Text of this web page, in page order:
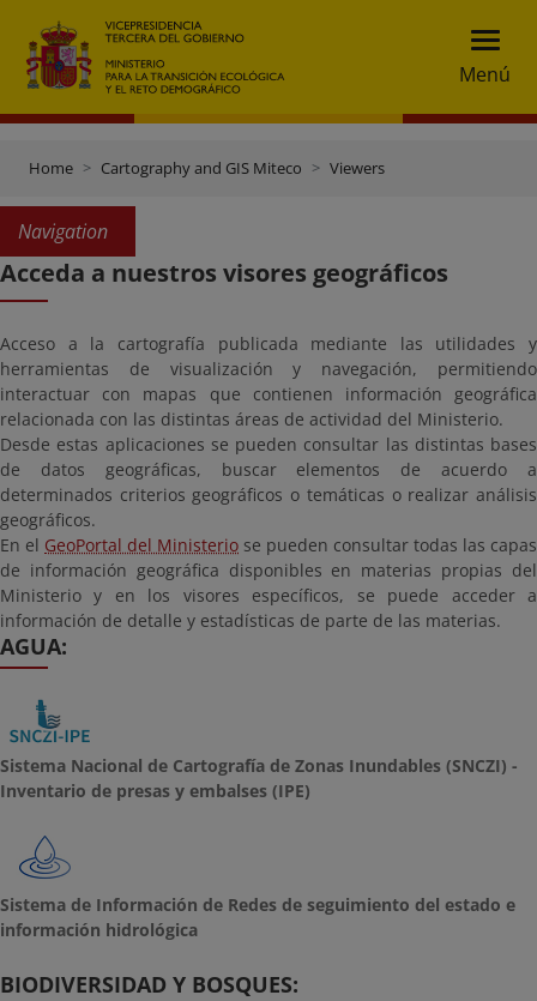
Menú
Home Cartography and GIS Miteco Viewers
Navigation
Acceda a nuestros visores geográficos
Acceso a la cartografía publicada mediante las utilidades y
herramientas de visualización y navegación, permitiendo
interactuar con mapas que contienen información geográfica
relacionada con las distintas áreas de actividad del Ministerio.
Desde estas aplicaciones se pueden consultar las distintas bases
de datos geográficas, buscar elementos de acuerdo a
determinados criterios geográficos o temáticas o realizar análisis
geográficos.
En el GeoPortal del Ministerio se pueden consultar todas las capas
de información geográfica disponibles en materias propias del
Ministerio y en los visores específicos, se puede acceder a
información de detalle y estadísticas de parte de las materias.
AGUA:
Sistema Nacional de Cartografía de Zonas Inundables (SNCZI) -
Inventario de presas y embalses (IPE)
Sistema de Información de Redes de seguimiento del estado e
información hidrológica
BIODIVERSIDAD Y BOSQUES: